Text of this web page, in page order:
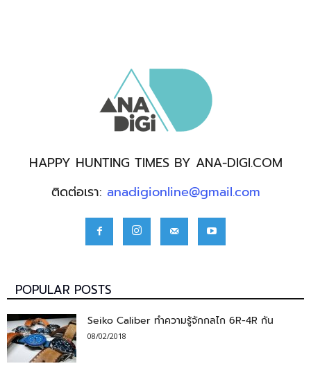
HAPPY HUNTING TIMES BY ANA-DIGI.COM
ติดต่อเรา: anadigionline@gmail.com
POPULAR POSTS
Seiko Caliber ทำความรู้จักกลไก 6R-4R กัน
08/02/2018